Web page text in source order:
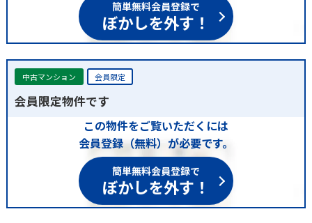
簡単無料会員登録で
ぼかしを外す！
中古マンション 会員限定
会員限定物件です
この物件をご覧いただくには
会員登録（無料）が必要です。
簡単無料会員登録で
ぼかしを外す！